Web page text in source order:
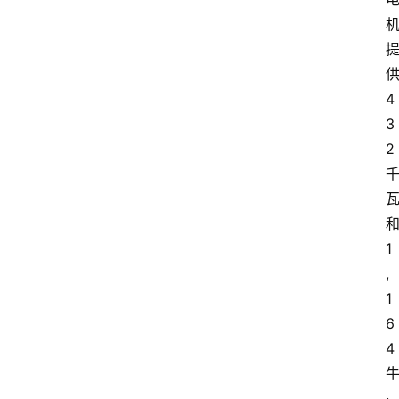
机
提
供
4
3
2
千
瓦
和
1
,
1
6
4
牛